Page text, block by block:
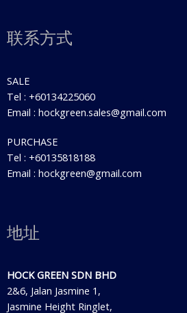
联系方式
SALE
Tel : +60134225060
Email : hockgreen.sales@gmail.com
PURCHASE
Tel : +60135818188
Email : hockgreen@gmail.com
地址
HOCK GREEN SDN BHD
2&6, Jalan Jasmine 1,
Jasmine Height Ringlet,